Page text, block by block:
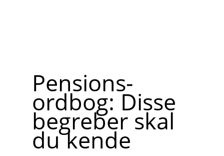
Pensions-
ordbog: Disse
begreber skal
du kende